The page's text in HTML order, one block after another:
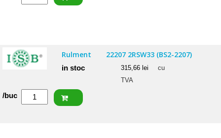
CRAFT
Rulment 22207 2RSW33 (BS2-2207)
in stoc 315,66 lei
cu
TVA
Cantitate
/buc